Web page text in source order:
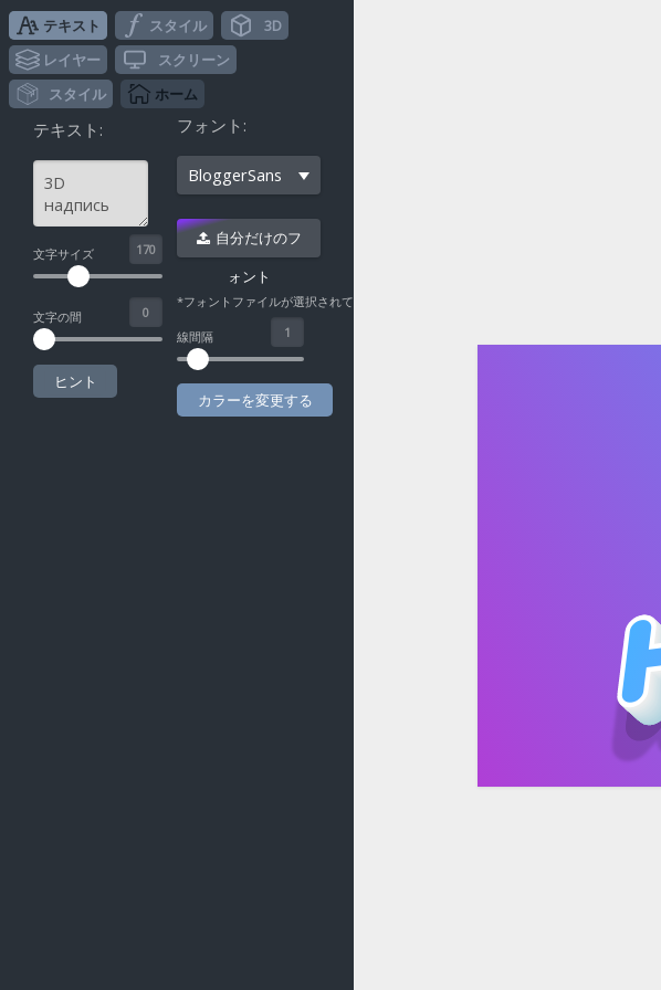
テキスト スタイル
3D
レイヤー
スクリーン
スタイル
ホーム
テキスト:
文字サイズ
文字の間
ヒント
フォント:
BloggerSans
^ 自分だけのフ
ォント
*フォントファイルが選択されていない
線間隔
カラーを変更する